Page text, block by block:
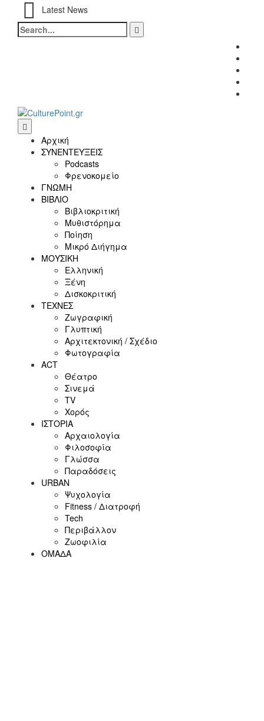
Latest News
Search
for:
Αρχική
ΣΥΝΕΝΤΕΥΞΕΙΣ
Podcasts
Φρενοκομείο
ΓΝΩΜΗ
ΒΙΒΛΙΟ
Βιβλιοκριτική
Μυθιστόρημα
Ποίηση
Μικρό Διήγημα
ΜΟΥΣΙΚΗ
Ελληνική
Ξένη
Δισκοκριτική
ΤΕΧΝΕΣ
Ζωγραφική
Γλυπτική
Αρχιτεκτονική / Σχέδιο
Φωτογραφία
ACT
Θέατρο
Σινεμά
ΤV
Χορός
ΙΣΤΟΡΙΑ
Αρχαιολογία
Φιλοσοφία
Γλώσσα
Παραδόσεις
URBAN
Ψυχολογία
Fitness / Διατροφή
Tech
Περιβάλλον
Ζωοφιλία
ΟΜΑΔΑ